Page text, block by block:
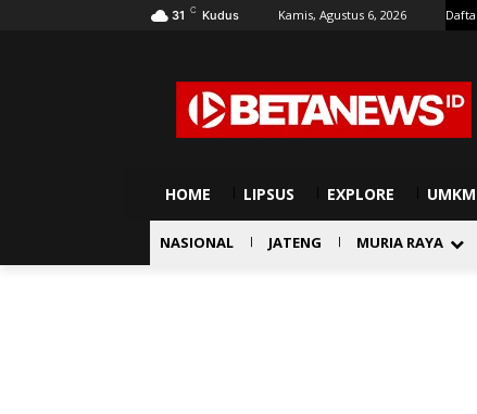
31 C Kudus Kamis, Agustus 6, 2026
HOME LIPSUS EXPLORE UMKM
NASIONAL JATENG MURIA RAYA